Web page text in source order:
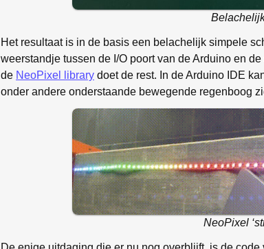
Het resultaat is in de basis een belachelijk simpele
weerstandje tussen de I/O poort van de Arduino en
de NeoPixel library doet de rest. In de Arduino IDE
onder andere onderstaande bewegende regenboog
NeoPixel